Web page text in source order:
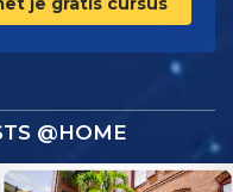
@HOME